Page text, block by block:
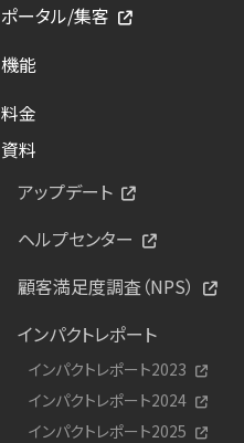
ポータル/集客
機能
料金
資料
アップデート
ヘルプセンター
顧客満足度調査（NPS）
インパクトレポート
インパクトレポート2023
インパクトレポート2024
インパクトレポート2025